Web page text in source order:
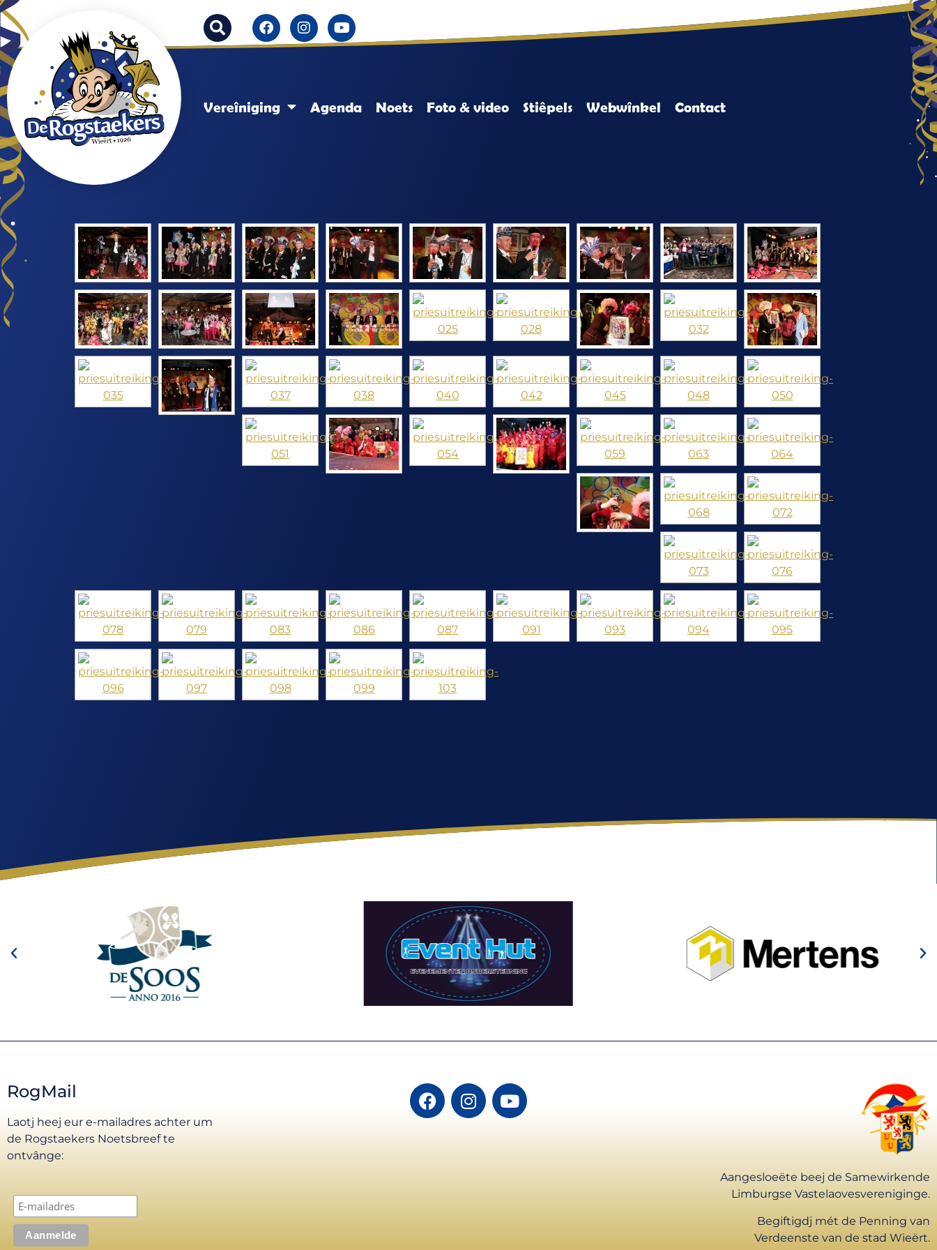
Vereîniging Agenda Noets Foto & video Stiêpels Webwînkel Contact
RogMail
Laotj heej eur e-mailadres achter um
de Rogstaekers Noetsbreef te
ontvânge:
Aangesloeëte beej de Samewirkende
Limburgse Vastelaovesvereniginge.
Begiftigdj mét de Penning van
Verdeenste van de stad Wieërt.